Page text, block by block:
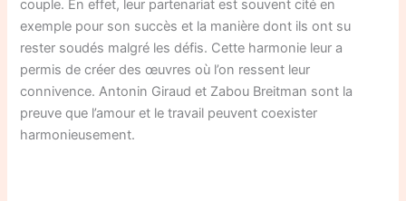
couple. En effet, leur partenariat est souvent cité en
exemple pour son succès et la manière dont ils ont su
rester soudés malgré les défis. Cette harmonie leur a
permis de créer des œuvres où l’on ressent leur
connivence. Antonin Giraud et Zabou Breitman sont la
preuve que l’amour et le travail peuvent coexister
harmonieusement.